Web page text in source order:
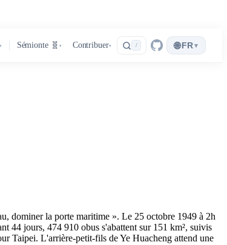
▾ Sémionte 🧬 ▾ Contribuer▾ / 🌐FR ▾
dominer la porte maritime ». Le 25 octobre 1949 à 2h
44 jours, 474 910 obus s'abattent sur 151 km², suivis
Taipei. L'arrière-petit-fils de Ye Huacheng attend une